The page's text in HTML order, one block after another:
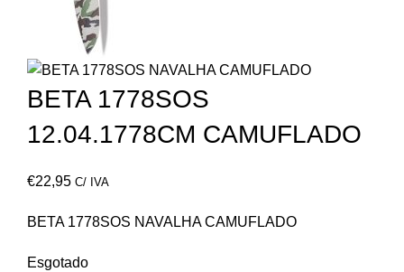
BETA 1778SOS
12.04.1778CM CAMUFLADO
€22,95 C/ IVA
BETA 1778SOS NAVALHA CAMUFLADO
Esgotado